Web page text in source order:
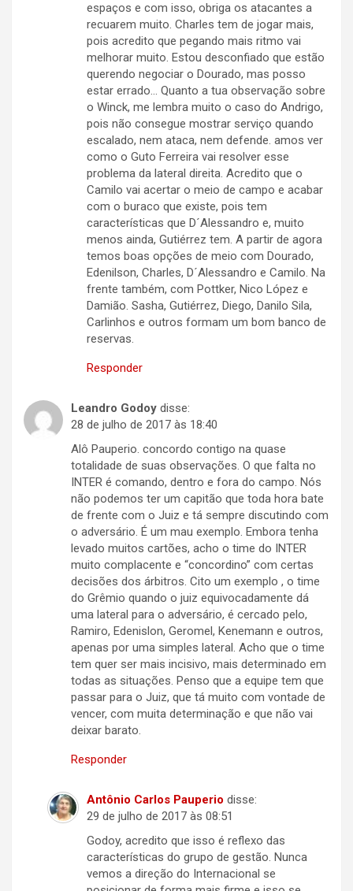
espaços e com isso, obriga os atacantes a
recuarem muito. Charles tem de jogar mais,
pois acredito que pegando mais ritmo vai
melhorar muito. Estou desconfiado que estão
querendo negociar o Dourado, mas posso
estar errado… Quanto a tua observação sobre
o Winck, me lembra muito o caso do Andrigo,
pois não consegue mostrar serviço quando
escalado, nem ataca, nem defende. amos ver
como o Guto Ferreira vai resolver esse
problema da lateral direita. Acredito que o
Camilo vai acertar o meio de campo e acabar
com o buraco que existe, pois tem
características que D´Alessandro e, muito
menos ainda, Gutiérrez tem. A partir de agora
temos boas opções de meio com Dourado,
Edenilson, Charles, D´Alessandro e Camilo. Na
frente também, com Pottker, Nico López e
Damião. Sasha, Gutiérrez, Diego, Danilo Sila,
Carlinhos e outros formam um bom banco de
reservas.
Responder
Leandro Godoy disse:
28 de julho de 2017 às 18:40
Alô Pauperio. concordo contigo na quase
totalidade de suas observações. O que falta no
INTER é comando, dentro e fora do campo. Nós
não podemos ter um capitão que toda hora bate
de frente com o Juiz e tá sempre discutindo com
o adversário. É um mau exemplo. Embora tenha
levado muitos cartões, acho o time do INTER
muito complacente e “concordino” com certas
decisões dos árbitros. Cito um exemplo , o time
do Grêmio quando o juiz equivocadamente dá
uma lateral para o adversário, é cercado pelo,
Ramiro, Edenislon, Geromel, Kenemann e outros,
apenas por uma simples lateral. Acho que o time
tem quer ser mais incisivo, mais determinado em
todas as situações. Penso que a equipe tem que
passar para o Juiz, que tá muito com vontade de
vencer, com muita determinação e que não vai
deixar barato.
Responder
Antônio Carlos Pauperio disse:
29 de julho de 2017 às 08:51
Godoy, acredito que isso é reflexo das
características do grupo de gestão. Nunca
vemos a direção do Internacional se